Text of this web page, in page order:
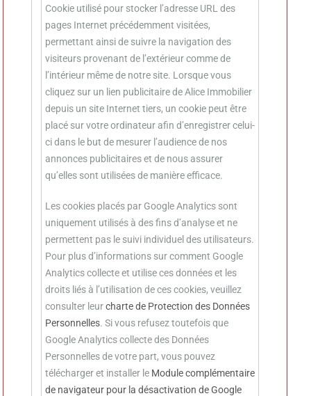
Cookie utilisé pour stocker l’adresse URL des
pages Internet précédemment visitées,
permettant ainsi de suivre la navigation des
visiteurs provenant de l’extérieur comme de
l’intérieur même de notre site. Lorsque vous
cliquez sur un lien publicitaire de Alice Immobilier
depuis un site Internet tiers, un cookie peut être
placé sur votre ordinateur afin d’enregistrer celui-
ci dans le but de mesurer l’audience de nos
annonces publicitaires et de nous assurer
qu’elles sont utilisées de manière efficace.
Les cookies placés par Google Analytics sont
uniquement utilisés à des fins d’analyse et ne
permettent pas le suivi individuel des utilisateurs.
Pour plus d’informations sur comment Google
Analytics collecte et utilise ces données et les
droits liés à l’utilisation de ces cookies, veuillez
consulter leurcharte de Protection des Données
Personnelles. Si vous refusez toutefois que
Google Analytics collecte des Données
Personnelles de votre part, vous pouvez
télécharger et installer le Module complémentaire
de navigateur pour la désactivation de Google